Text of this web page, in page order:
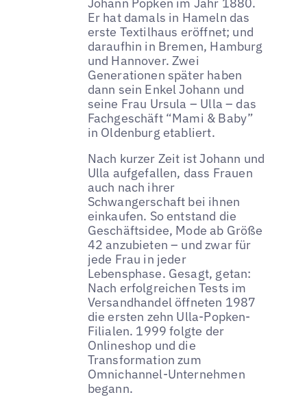
Er hat damals in Hameln das
erste Textilhaus eröffnet; und
daraufhin in Bremen, Hamburg
und Hannover. Zwei
Generationen später haben
dann sein Enkel Johann und
seine Frau Ursula – Ulla – das
Fachgeschäft “Mami & Baby”
in Oldenburg etabliert.
Nach kurzer Zeit ist Johann und
Ulla aufgefallen, dass Frauen
auch nach ihrer
Schwangerschaft bei ihnen
einkaufen. So entstand die
Geschäftsidee, Mode ab Größe
42 anzubieten – und zwar für
jede Frau in jeder
Lebensphase. Gesagt, getan:
Nach erfolgreichen Tests im
Versandhandel öffneten 1987
die ersten zehn Ulla-Popken-
Filialen. 1999 folgte der
Onlineshop und die
Transformation zum
Omnichannel-Unternehmen
begann.